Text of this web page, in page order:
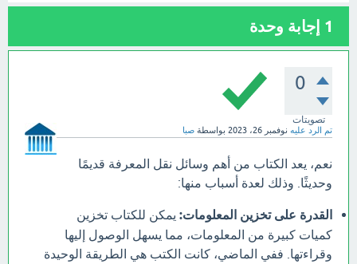
1 إجابة وحدة
0
تصويتات
تم الرد عليه نوفمبر 26، 2023 بواسطة صبا
نعم، يعد الكتاب من أهم وسائل نقل المعرفة قديمًا
وحديثًا. وذلك لعدة أسباب منها:
القدرة على تخزين المعلومات: يمكن للكتاب تخزين
كميات كبيرة من المعلومات، مما يسهل الوصول إليها
وقراءتها. ففي الماضي، كانت الكتب هي الطريقة الوحيدة